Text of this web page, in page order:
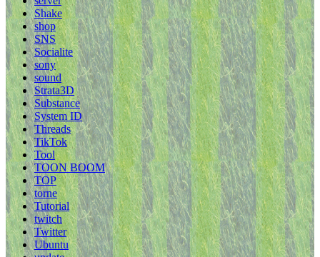
Shake
shop
SNS
Socialite
sony
sound
Strata3D
Substance
System ID
Threads
TikTok
Tool
TOON BOOM
TOP
torne
Tutorial
twitch
Twitter
Ubuntu